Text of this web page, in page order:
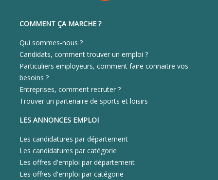
COMMENT ÇA MARCHE ?
Qui sommes-nous ?
Candidats, comment trouver un emploi ?
Particuliers employeurs, comment faire connaitre vos
besoins ?
Entreprises, comment recruter ?
Trouver un partenaire de sports et loisirs
LES ANNONCES EMPLOI
Les candidatures par département
Les candidatures par catégorie
Les offres d'emploi par département
Les offres d'emploi par catégorie